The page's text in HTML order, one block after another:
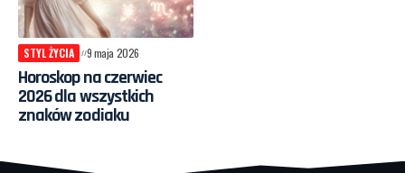
STYL ŻYCIA 9 maja 2026
Horoskop na czerwiec
2026 dla wszystkich
znaków zodiaku